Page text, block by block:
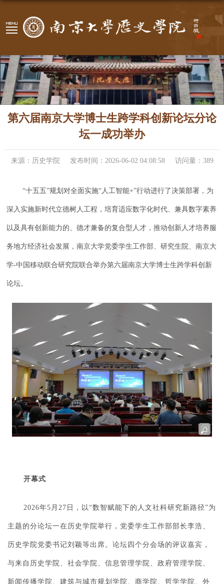
第六届南京大学博士生跨学科创新论坛分论
坛一成功举办
来源：历史学院 发布时间：2026-06-02 04:08:58 访问量： 389
“十五五”规划对全面实施“人工智能+”行动进行了决策部署，为
深入实施新时代立德树人工程，培育适应数字化时代、兼具数字素养
以及具有创新能力的、德才兼备的复合型人才，推动创新人才培养服
务地方经济社会发展，南京大学党委学生工作部、研究生院、南京大
学-中国移动联合研究院联合举办第六届南京大学博士生跨学科创新
论坛。
开幕式
2026年5月27日，以“数智赋能下的人文社科研究新路径”为
主题的分论坛一在历史学院举行，党委学生工作部部长李浩、
历史学院党委书记刘颖等出席。论坛四个分会场的评议嘉宾，
与来自历史学院、社会学院、信息管理学院、政府管理学院、
新闻传播学院、建筑与城市规划学院、商学院、哲学学院、外